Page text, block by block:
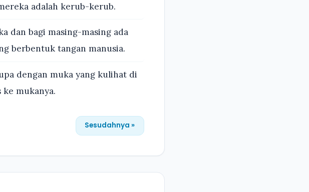
adalah kerub-kerub.
dan bagi masing-masing ada
berbentuk tangan manusia.
dengan muka yang kulihat di
mukanya.
Sesudahnya »